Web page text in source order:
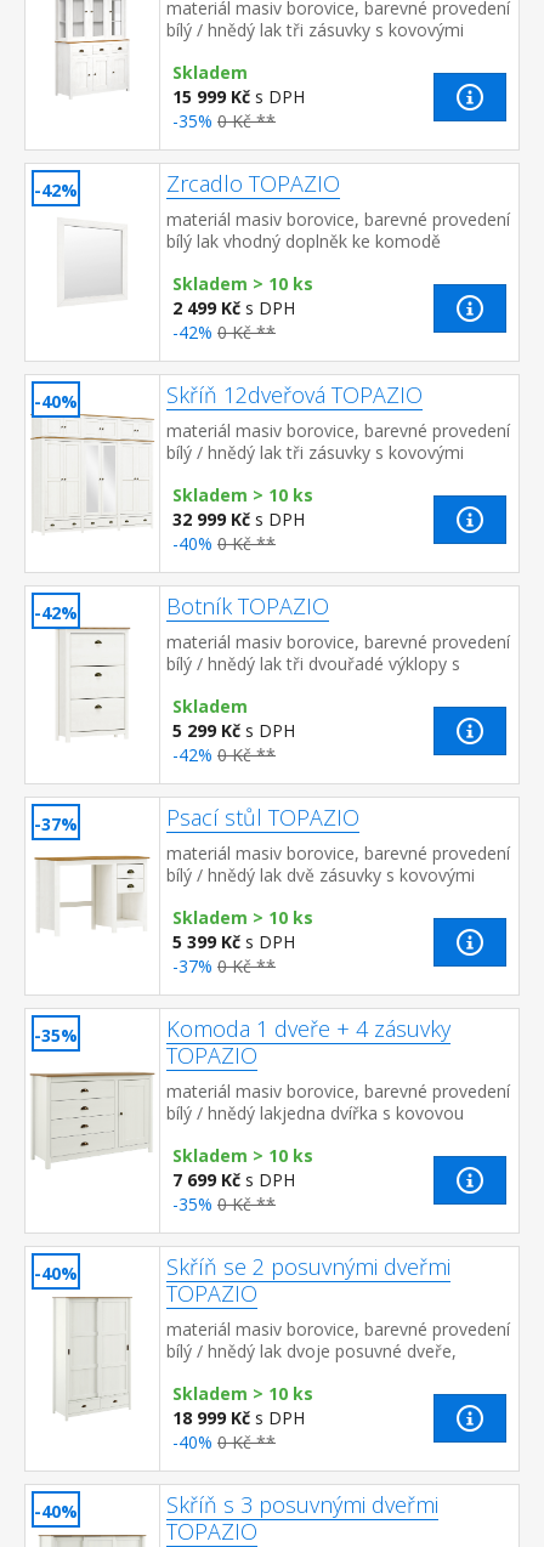
materiál masiv borovice, barevné provedení
bílý / hnědý lak tři zásuvky s kovovými
prosklené dve...
Skladem
15 999 Kč s DPH
-35% 0 Kč **
-42% Zrcadlo TOPAZIO
materiál masiv borovice, barevné provedení
bílý lak vhodný doplněk ke komodě
Skladem > 10 ks
2 499 Kč s DPH
-42% 0 Kč **
-40% Skříň 12dveřová TOPAZIO
materiál masiv borovice, barevné provedení
bílý / hnědý lak tři zásuvky s kovovými
police a kovov...
Skladem > 10 ks
32 999 Kč s DPH
-40% 0 Kč **
-42% Botník TOPAZIO
materiál masiv borovice, barevné provedení
bílý / hnědý lak tři dvouřadé výklopy s
Skladem
5 299 Kč s DPH
-42% 0 Kč **
-37% Psací stůl TOPAZIO
materiál masiv borovice, barevné provedení
bílý / hnědý lak dvě zásuvky s kovovými
Skladem > 10 ks
5 399 Kč s DPH
-37% 0 Kč **
-35%
Komoda 1 dveře + 4 zásuvky
TOPAZIO
materiál masiv borovice, barevné provedení
bílý / hnědý lakjedna dvířka s kovovou
s kovovými úchytka...
Skladem > 10 ks
7 699 Kč s DPH
-35% 0 Kč **
-40%
Skříň se 2 posuvnými dveřmi
TOPAZIO
materiál masiv borovice, barevné provedení
bílý / hnědý lak dvoje posuvné dveře,
kovová šatní tyč a ...
Skladem > 10 ks
18 999 Kč s DPH
-40% 0 Kč **
-40%
Skříň s 3 posuvnými dveřmi
TOPAZIO